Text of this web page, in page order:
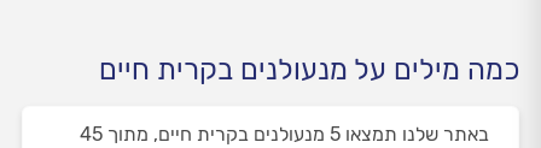
כמה מילים על מנעולנים בקרית חיים
באתר שלנו תמצאו 5 מנעולנים בקרית חיים, מתוך 45